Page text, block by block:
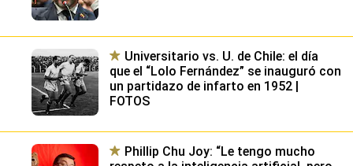
Universitario vs. U. de Chile: el día
que el “Lolo Fernández” se inauguró con
un partidazo de infarto en 1952 |
FOTOS
Phillip Chu Joy: “Le tengo mucho